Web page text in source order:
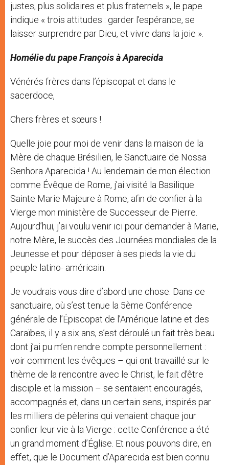
justes, plus solidaires et plus fraternels », le pape
indique « trois attitudes : garder l’espérance, se
laisser surprendre par Dieu, et vivre dans la joie ».
Homélie du pape François à Aparecida
Vénérés frères dans l’épiscopat et dans le
sacerdoce,
Chers frères et sœurs !
Quelle joie pour moi de venir dans la maison de la
Mère de chaque Brésilien, le Sanctuaire de Nossa
Senhora Aparecida ! Au lendemain de mon élection
comme Évêque de Rome, j’ai visité la Basilique
Sainte Marie Majeure à Rome, afin de confier à la
Vierge mon ministère de Successeur de Pierre.
Aujourd’hui, j’ai voulu venir ici pour demander à Marie,
notre Mère, le succès des Journées mondiales de la
Jeunesse et pour déposer à ses pieds la vie du
peuple latino- américain.
Je voudrais vous dire d’abord une chose. Dans ce
sanctuaire, où s’est tenue la 5ème Conférence
générale de l’Épiscopat de l’Amérique latine et des
Caraïbes, il y a six ans, s’est déroulé un fait très beau
dont j’ai pu m’en rendre compte personnellement :
voir comment les évêques – qui ont travaillé sur le
thème de la rencontre avec le Christ, le fait d’être
disciple et la mission – se sentaient encouragés,
accompagnés et, dans un certain sens, inspirés par
les milliers de pèlerins qui venaient chaque jour
confier leur vie à la Vierge : cette Conférence a été
un grand moment d’Église. Et nous pouvons dire, en
effet, que le Document d’Aparecida est bien connu